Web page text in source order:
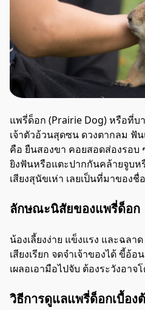
แพรี่ด็อก (Prairie Dog) หรือที่บ
เจ้าตัวอ้วนสุดซน ดวงตากลม ฟั
คือ ยืนสองขา คอยสอดส่องรอบ
ยิงฟันหรือแตะปากกันคล้ายจูบห
เสียงสุนัขเห่า เลยเป็นที่มาของชื่อ
ลักษณะนิสัยของแพรี่ด็อก
น้องเลี้ยงง่าย แข็งแรง และฉลา
เสียงเรียก จดจำเจ้าของได้ ขี้อ้
เผลอเอามือไปจับ ต้องระวังอาจ
วิธีการดูแลแพรี่ด็อกเบื้อง